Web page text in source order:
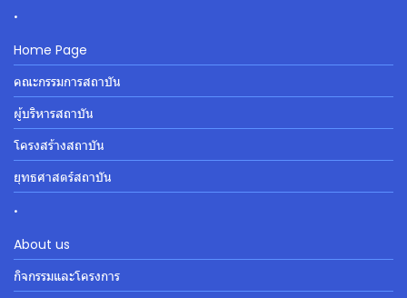
.
Home Page
คณะกรรมการสถาบัน
ผู้บริหารสถาบัน
โครงสร้างสถาบัน
ยุทธศาสตร์สถาบัน
.
About us
กิจกรรมและโครงการ